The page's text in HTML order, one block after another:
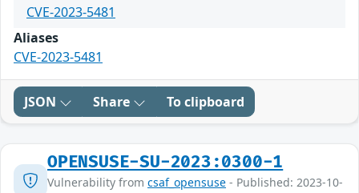
CVE-2023-5481
Aliases
CVE-2023-5481
JSON Share To clipboard
OPENSUSE-SU-2023:0300-1
Vulnerability from csaf_opensuse - Published: 2023-10-